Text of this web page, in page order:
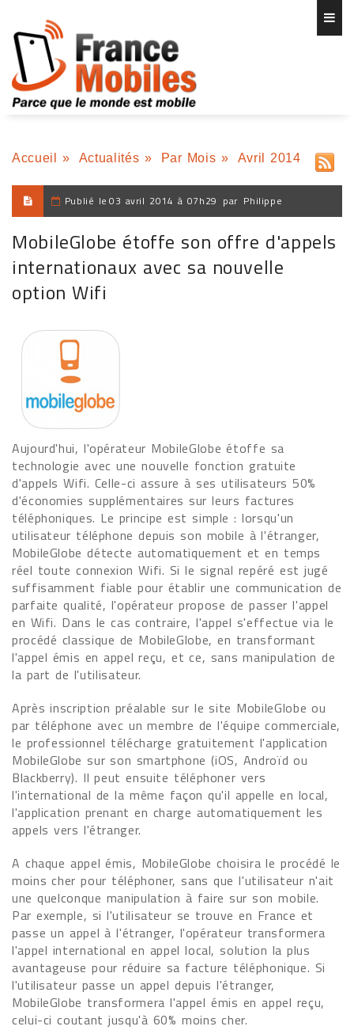
Accueil » Actualités » Par Mois » Avril 2014
Publié le 03 avril 2014 à 07h29 par Philippe
MobileGlobe étoffe son offre d'appels
internationaux avec sa nouvelle
option Wifi
Aujourd'hui, l'opérateur MobileGlobe étoffe sa
technologie avec une nouvelle fonction gratuite
d'appels Wifi. Celle-ci assure à ses utilisateurs 50%
d'économies supplémentaires sur leurs factures
téléphoniques. Le principe est simple : lorsqu'un
utilisateur téléphone depuis son mobile à l'étranger,
MobileGlobe détecte automatiquement et en temps
réel toute connexion Wifi. Si le signal repéré est jugé
suffisamment fiable pour établir une communication de
parfaite qualité, l'opérateur propose de passer l'appel
en Wifi. Dans le cas contraire, l'appel s'effectue via le
procédé classique de MobileGlobe, en transformant
l'appel émis en appel reçu, et ce, sans manipulation de
la part de l'utilisateur.
Après inscription préalable sur le site MobileGlobe ou
par téléphone avec un membre de l'équipe commerciale,
le professionnel télécharge gratuitement l'application
MobileGlobe sur son smartphone (iOS, Androïd ou
Blackberry). Il peut ensuite téléphoner vers
l'international de la même façon qu'il appelle en local,
l'application prenant en charge automatiquement les
appels vers l'étranger.
A chaque appel émis, MobileGlobe choisira le procédé le
moins cher pour téléphoner, sans que l'utilisateur n'ait
une quelconque manipulation à faire sur son mobile.
Par exemple, si l'utilisateur se trouve en France et
passe un appel à l'étranger, l'opérateur transformera
l'appel international en appel local, solution la plus
avantageuse pour réduire sa facture téléphonique. Si
l'utilisateur passe un appel depuis l'étranger,
MobileGlobe transformera l'appel émis en appel reçu,
celui-ci coutant jusqu'à 60% moins cher.